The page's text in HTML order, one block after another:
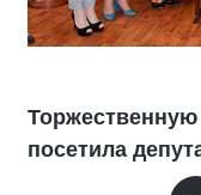
посетила